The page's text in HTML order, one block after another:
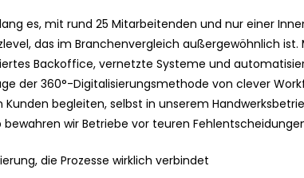
es, mit rund 25 Mitarbeitenden und nur einer
das im Branchenvergleich außergewöhnlich
Backoffice, vernetzte Systeme und
der 360°-Digitalisierungsmethode von clever
Kunden begleiten, selbst in unserem
bewahren wir Betriebe vor teuren
die Prozesse wirklich verbindet